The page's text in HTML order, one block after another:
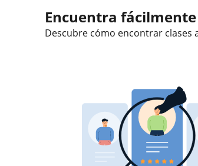
Encuentra
Descubre cómo encontrar clases